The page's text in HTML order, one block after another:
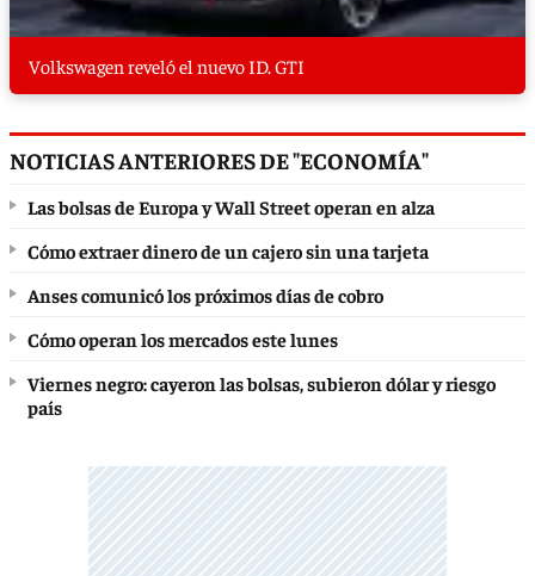
Volkswagen reveló el nuevo ID. GTI
NOTICIAS ANTERIORES DE "ECONOMÍA"
Las bolsas de Europa y Wall Street operan en alza
Cómo extraer dinero de un cajero sin una tarjeta
Anses comunicó los próximos días de cobro
Cómo operan los mercados este lunes
Viernes negro: cayeron las bolsas, subieron dólar y riesgo
país